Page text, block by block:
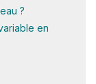
?
en